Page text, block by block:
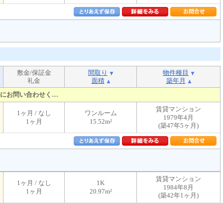
敷金/保証金
礼金
間取り
面積
物件種目
築年月
お問い合わせく…
1ヶ月 / なし
1ヶ月
ワンルーム
15.52m²
賃貸マンション
1979年4月
(築47年5ヶ月)
1ヶ月 / なし
1ヶ月
1K
20.97m²
賃貸マンション
1984年8月
(築42年1ヶ月)